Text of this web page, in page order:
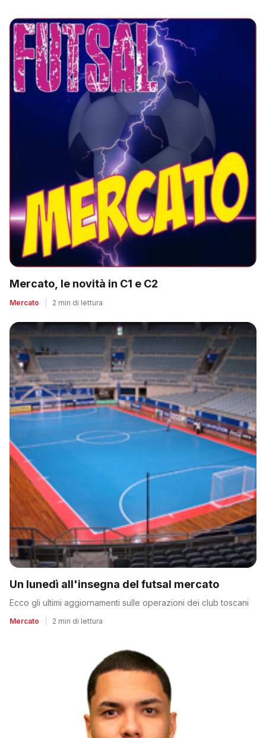
Mercato, le novità in C1 e C2
Mercato 2 min di lettura
Un lunedì all'insegna del futsal mercato
Ecco gli ultimi aggiornamenti sulle operazioni dei club toscani
Mercato 2 min di lettura